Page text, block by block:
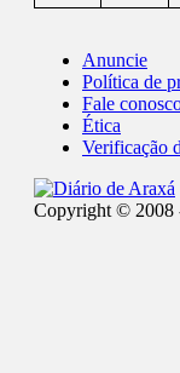
Anuncie
Política de
Fale
Ética
Verificação
Copyright © 2008